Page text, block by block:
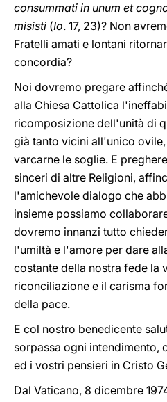
consummati in unum et
misisti (Io. 17, 23)? Non
Fratelli amati e lontani
concordia?
Noi dovremo pregare
alla Chiesa Cattolica
ricomposizione dell'unità di
già tanto vicini all'unico
varcarne le soglie. E
sinceri di altre Religioni,
l'amichevole dialogo che
insieme possiamo
dovremo innanzi tutto
l'umiltà e l'amore per dare
costante della nostra fede la
riconciliazione e il carisma
della pace.
E col nostro benedicente
sorpassa ogni intendimento,
ed i vostri pensieri in Cristo
Dal Vaticano, 8 dicembre